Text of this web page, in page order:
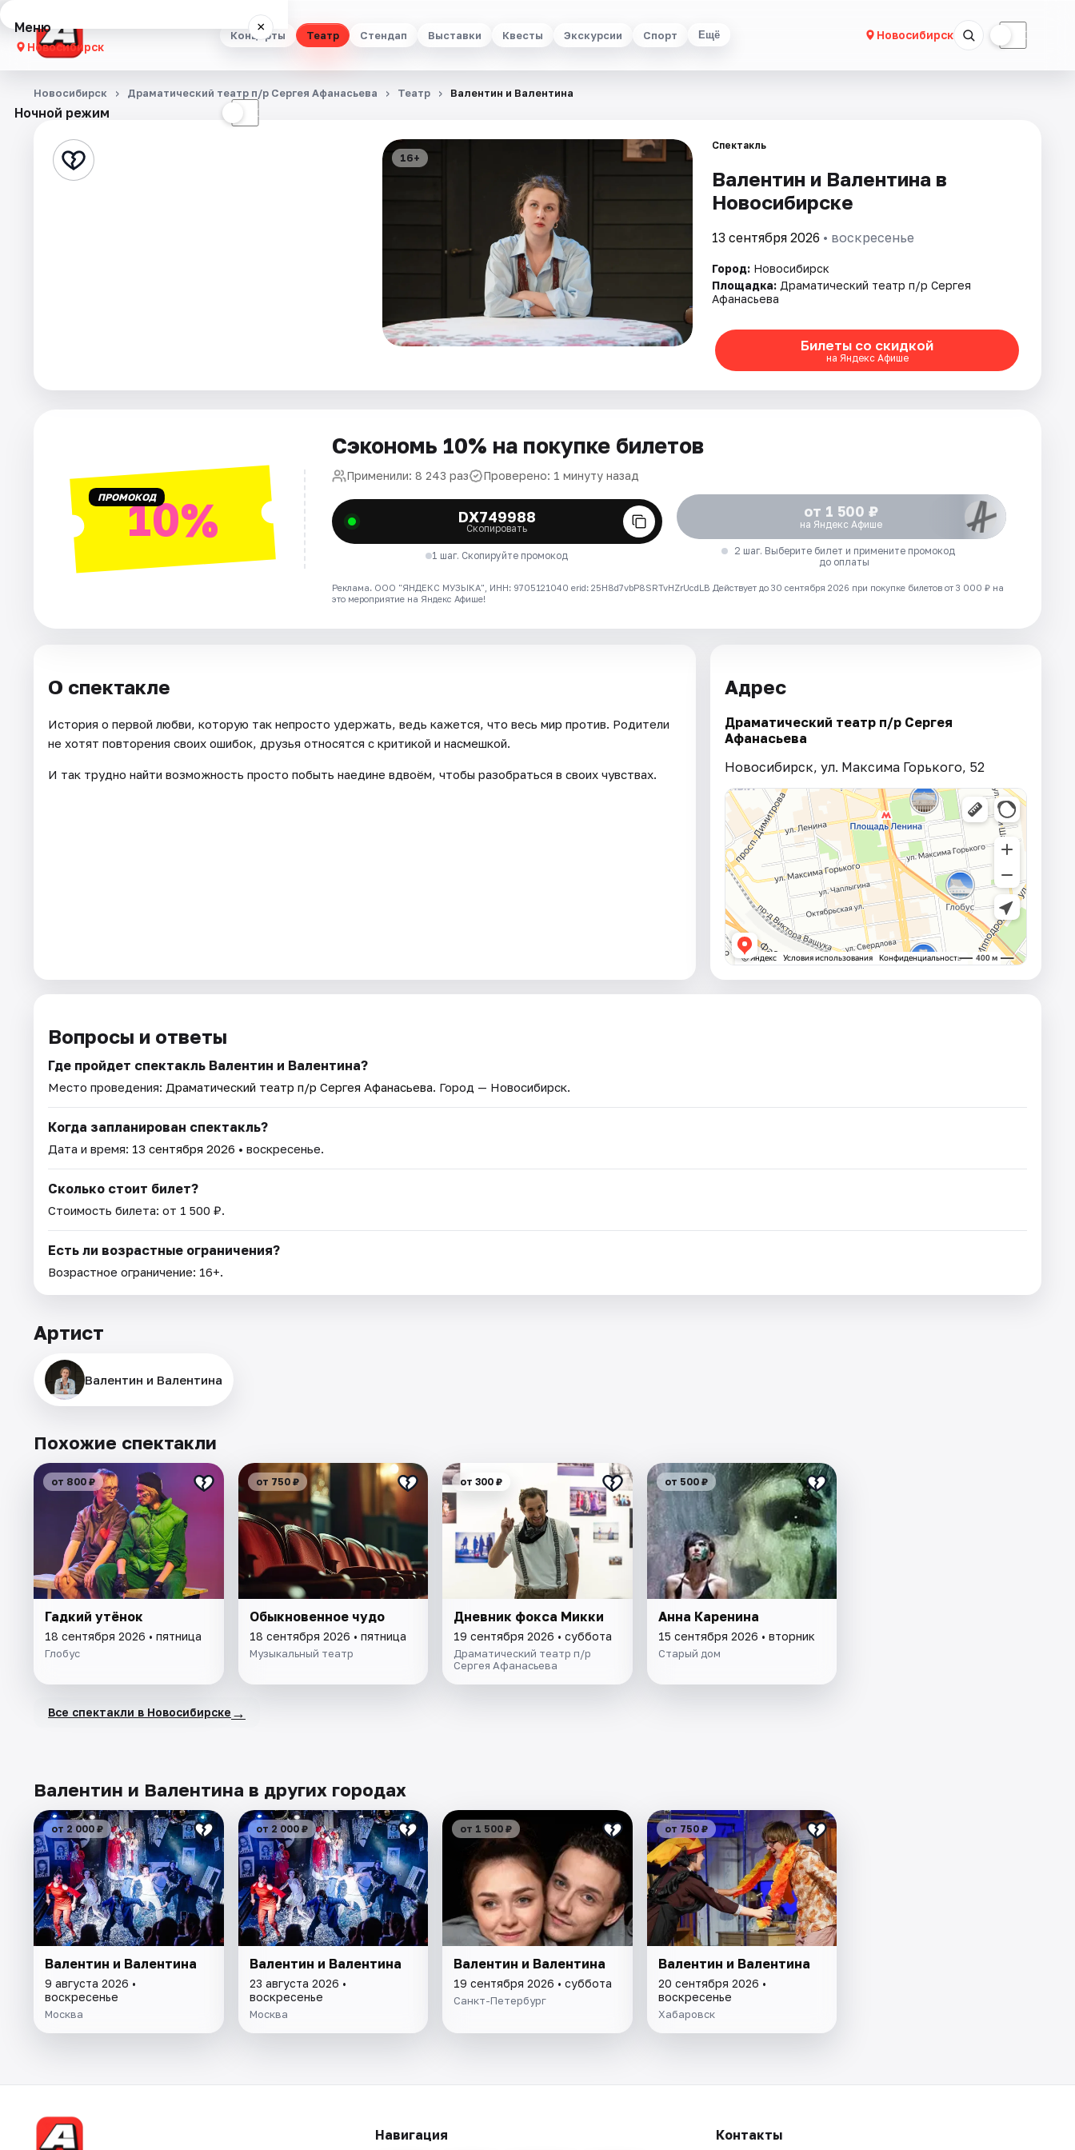
Концерты Театр Стендап Выставки Квесты Экскурсии Спорт Ещё Новосибирск ☾
Меню ×
Новосибирск
Концерты
Стендап
Артисты
Рейтинги
Ночной режим ☾
Новосибирск Драматический театр п/р Сергея Афанасьева Театр Валентин и Валентина
16+
Спектакль
Валентин и Валентина в
Новосибирске
13 сентября 2026 • воскресенье
Город: Новосибирск
Площадка: Драматический театр п/р Сергея
Афанасьева
Билеты со скидкой
на Яндекс Афише
ПРОМОКОД10%
Сэкономь 10% на покупке билетов
Применили: 8 243 раз Проверено: 1 минуту назад
DX749988
Скопировать
1 шаг. Скопируйте промокод
от 1 500 ₽
на Яндекс Афише
2 шаг. Выберите билет и примените промокод
до оплаты
Реклама. ООО "ЯНДЕКС МУЗЫКА", ИНН: 9705121040 erid: 25H8d7vbP8SRTvHZrUcdLB Действует до 30 сентября 2026 при покупке билетов от 3 000 ₽ на
это мероприятие на Яндекс Афише!
О спектакле
История о первой любви, которую так непросто удержать, ведь кажется, что весь мир против. Родители
не хотят повторения своих ошибок, друзья относятся с критикой и насмешкой.
И так трудно найти возможность просто побыть наедине вдвоём, чтобы разобраться в своих чувствах.
Адрес
Драматический театр п/р Сергея
Афанасьева
Новосибирск, ул. Максима Горького, 52
Вопросы и ответы
Где пройдет спектакль Валентин и Валентина?
Место проведения: Драматический театр п/р Сергея Афанасьева. Город — Новосибирск.
Когда запланирован спектакль?
Дата и время: 13 сентября 2026 • воскресенье.
Сколько стоит билет?
Стоимость билета: от 1 500 ₽.
Есть ли возрастные ограничения?
Возрастное ограничение: 16+.
Артист
Валентин и Валентина
Похожие спектакли
от 800 ₽
Гадкий утёнок
18 сентября 2026 • пятница
Глобус
от 750 ₽
Обыкновенное чудо
18 сентября 2026 • пятница
Музыкальный театр
от 300 ₽
Дневник фокса Микки
19 сентября 2026 • суббота
Драматический театр п/р
Сергея Афанасьева
от 500 ₽
Анна Каренина
15 сентября 2026 • вторник
Старый дом
Все спектакли в Новосибирске →
Валентин и Валентина в других городах
от 2 000 ₽
Валентин и Валентина
9 августа 2026 •
воскресенье
Москва
от 2 000 ₽
Валентин и Валентина
23 августа 2026 •
воскресенье
Москва
от 1 500 ₽
Валентин и Валентина
19 сентября 2026 • суббота
Санкт-Петербург
от 750 ₽
Валентин и Валентина
20 сентября 2026 •
воскресенье
Хабаровск
Навигация Контакты